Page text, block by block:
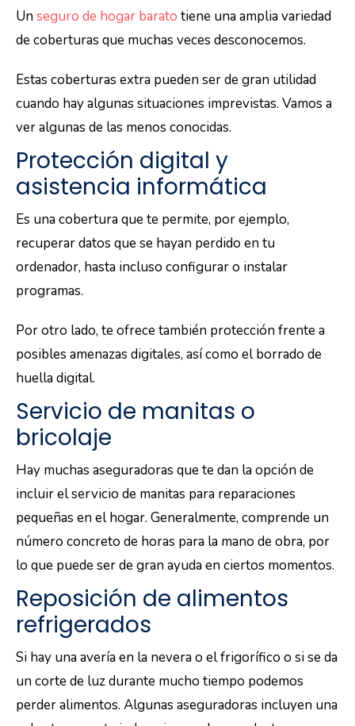
Unseguro de hogar barato tiene una amplia variedad
de coberturas que muchas veces desconocemos.
Estas coberturas extra pueden ser de gran utilidad
cuando hay algunas situaciones imprevistas. Vamos a
ver algunas de las menos conocidas.
Protección digital y
asistencia informática
Es una cobertura que te permite, por ejemplo,
recuperar datos que se hayan perdido en tu
ordenador, hasta incluso configurar o instalar
programas.
Por otro lado, te ofrece también protección frente a
posibles amenazas digitales, así como el borrado de
huella digital.
Servicio de manitas o
bricolaje
Hay muchas aseguradoras que te dan la opción de
incluir el servicio de manitas para reparaciones
pequeñas en el hogar. Generalmente, comprende un
número concreto de horas para la mano de obra, por
lo que puede ser de gran ayuda en ciertos momentos.
Reposición de alimentos
refrigerados
Si hay una avería en la nevera o el frigorífico o si se da
un corte de luz durante mucho tiempo podemos
perder alimentos. Algunas aseguradoras incluyen una